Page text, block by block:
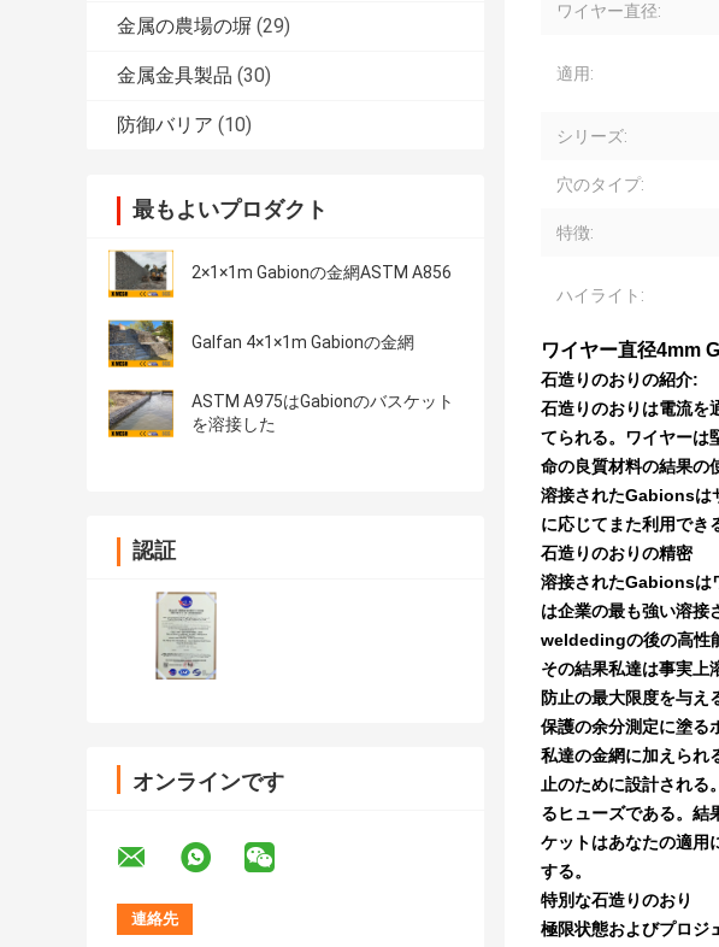
金属の農場の塀 (29)
金属金具製品 (30)
防御バリア (10)
最もよいプロダクト
2×1×1m Gabionの金網ASTM A856
Galfan 4×1×1m Gabionの金網
ASTM A975はGabionのバスケット
を溶接した
認証
オンラインです
ワイヤー直径:
適用:
シリーズ:
穴のタイプ:
特徴:
ハイライト:
ワイヤー直径4mm
石造りのおりの紹介:
石造りのおりは電流を
てられる。ワイヤーは
命の良質材料の結果の
溶接されたGabionsは
に応じてまた利用でき
石造りのおりの精密
溶接されたGabionsは
は企業の最も強い溶接
weldedingの後の高性
その結果私達は事実上
防止の最大限度を与え
保護の余分測定に塗る
私達の金網に加えられ
止のために設計される
るヒューズである。結
ケットはあなたの適用
する。
特別な石造りのおり
極限状態およびプロジ